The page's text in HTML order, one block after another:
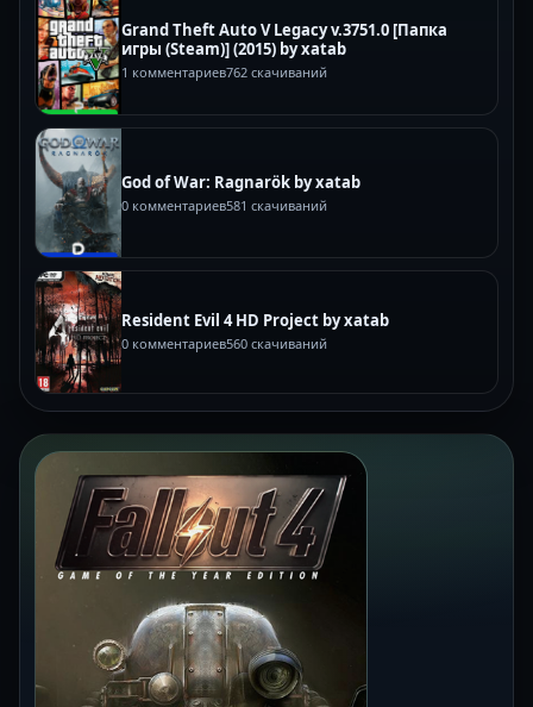
Grand Theft Auto V Legacy v.3751.0 [Папка
игры (Steam)] (2015) by xatab
1 комментариев762 скачиваний
God of War: Ragnarök by xatab
0 комментариев581 скачиваний
Resident Evil 4 HD Project by xatab
0 комментариев560 скачиваний